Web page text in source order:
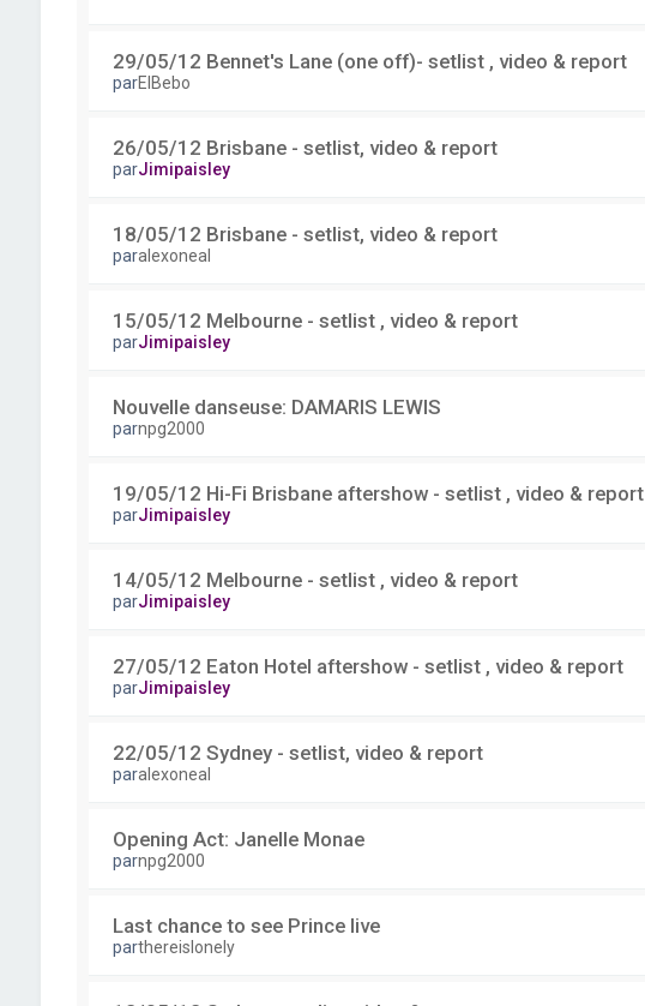
29/05/12 Bennet's Lane (one off)- setlist , video & report
parElBebo
26/05/12 Brisbane - setlist, video & report
parJimipaisley
18/05/12 Brisbane - setlist, video & report
paralexoneal
15/05/12 Melbourne - setlist , video & report
parJimipaisley
Nouvelle danseuse: DAMARIS LEWIS
parnpg2000
19/05/12 Hi-Fi Brisbane aftershow - setlist , video & report
parJimipaisley
14/05/12 Melbourne - setlist , video & report
parJimipaisley
27/05/12 Eaton Hotel aftershow - setlist , video & report
parJimipaisley
22/05/12 Sydney - setlist, video & report
paralexoneal
Opening Act: Janelle Monae
parnpg2000
Last chance to see Prince live
parthereislonely